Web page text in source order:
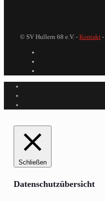
© SV Hullern 68 e.V. - Kontakt -
Schließen
Datenschutzübersicht